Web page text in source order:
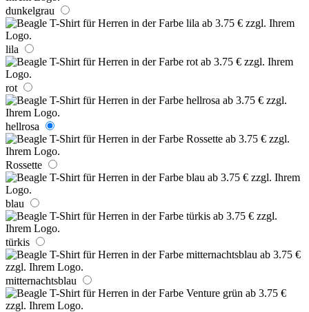
dunkelgrau
lila
rot
hellrosa
Rossette
blau
türkis
mitternachtsblau